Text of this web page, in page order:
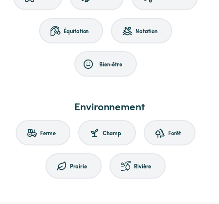
Équitation Natation
Bien-être
Environnement
Ferme Champ Forêt
Prairie Rivière